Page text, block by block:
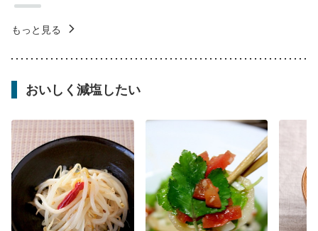
もっと見る
おいしく減塩したい